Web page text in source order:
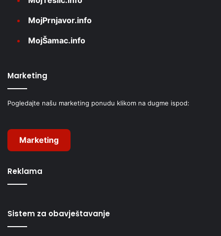
MojPrnjavor.info
MojŠamac.info
Marketing
Pogledajte našu marketing ponudu klikom na dugme ispod:
Marketing
Reklama
Sistem za obavještavanje